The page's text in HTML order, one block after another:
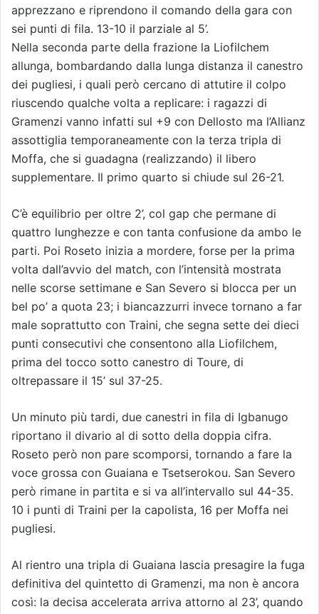
apprezzano e riprendono il comando della gara con
sei punti di fila. 13-10 il parziale al 5’.
Nella seconda parte della frazione la Liofilchem
allunga, bombardando dalla lunga distanza il canestro
dei pugliesi, i quali però cercano di attutire il colpo
riuscendo qualche volta a replicare: i ragazzi di
Gramenzi vanno infatti sul +9 con Dellosto ma l’Allianz
assottiglia temporaneamente con la terza tripla di
Moffa, che si guadagna (realizzando) il libero
supplementare. Il primo quarto si chiude sul 26-21.
C’è equilibrio per oltre 2’, col gap che permane di
quattro lunghezze e con tanta confusione da ambo le
parti. Poi Roseto inizia a mordere, forse per la prima
volta dall’avvio del match, con l’intensità mostrata
nelle scorse settimane e San Severo si blocca per un
bel po’ a quota 23; i biancazzurri invece tornano a far
male soprattutto con Traini, che segna sette dei dieci
punti consecutivi che consentono alla Liofilchem,
prima del tocco sotto canestro di Toure, di
oltrepassare il 15’ sul 37-25.
Un minuto più tardi, due canestri in fila di Igbanugo
riportano il divario al di sotto della doppia cifra.
Roseto però non pare scomporsi, tornando a fare la
voce grossa con Guaiana e Tsetserokou. San Severo
però rimane in partita e si va all’intervallo sul 44-35.
10 i punti di Traini per la capolista, 16 per Moffa nei
pugliesi.
Al rientro una tripla di Guaiana lascia presagire la fuga
definitiva del quintetto di Gramenzi, ma non è ancora
così: la decisa accelerata arriva attorno al 23’, quando